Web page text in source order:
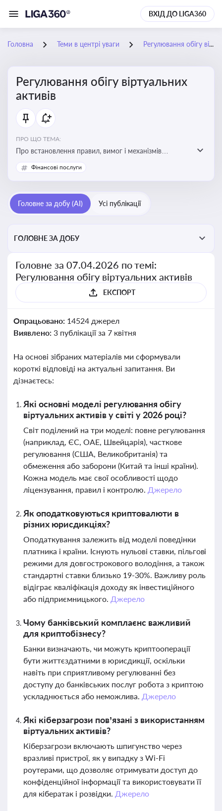
ВХІД ДО LIGA360
Головна Теми в центрі уваги Регулювання обігу віртуальних активів
Регулювання обігу віртуальних
активів
ПРО ЩО ТЕМА:
Про встановлення правил, вимог і механізмів
контролю за використанням, обігом та
оподаткуванням віртуальних активів, таких як
Фінансові послуги
Головне за добу (AI) Усі публікації
ГОЛОВНЕ ЗА ДОБУ
Головне за 07.04.2026 по темі:
Регулювання обігу віртуальних активів
ЕКСПОРТ
Опрацьовано: 14524 джерел
Виявлено: 3 публікації за 7 квітня
На основі зібраних матеріалів ми сформували
короткі відповіді на актуальні запитання. Ви
дізнаєтесь:
Які основні моделі регулювання обігу
віртуальних активів у світі у 2026 році?
Світ поділений на три моделі: повне регулювання
(наприклад, ЄС, ОАЕ, Швейцарія), часткове
регулювання (США, Великобританія) та
обмеження або заборони (Китай та інші країни).
Кожна модель має свої особливості щодо
ліцензування, правил і контролю. Джерело
Як оподатковуються криптовалюти в
різних юрисдикціях?
Оподаткування залежить від моделі поведінки
платника і країни. Існують нульові ставки, пільгові
режими для довгострокового володіння, а також
стандартні ставки близько 19-30%. Важливу роль
відіграє кваліфікація доходу як інвестиційного
або підприємницького. Джерело
Чому банківський комплаєнс важливий
для криптобізнесу?
Банки визначають, чи можуть криптооперації
бути життєздатними в юрисдикції, оскільки
навіть при сприятливому регулюванні без
доступу до банківських послуг робота з криптою
ускладнюється або неможлива. Джерело
Які кіберзагрози пов’язані з використанням
віртуальних активів?
Кіберзагрози включають шпигунство через
вразливі пристрої, як у випадку з Wi-Fi
роутерами, що дозволяє отримувати доступ до
конфіденційної інформації та використовувати її
для кібератак і розвідки. Джерело